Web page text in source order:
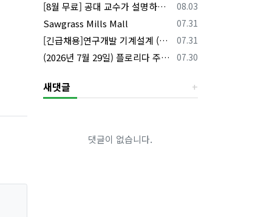
등록일
08.03
[8월 무료] 공대 교수가 설명하는 AP Physics1 물리 온라인 강의
등록일
07.31
Sawgrass Mills Mall
등록일
07.31
[긴급채용]연구개발 기계설계 (C&C) 엔지니어 모집
등록일
07.30
(2026년 7월 29일) 플로리다 주요 뉴스 | 플로리다 한인 닷컴
새댓글
댓글이 없습니다.